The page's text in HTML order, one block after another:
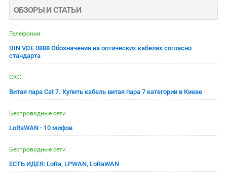
ОБЗОРЫ И СТАТЬИ
Телефония
DIN VDE 0888 Обозначения на оптических кабелях согласно
стандарта
СКС
Витая пара Cat 7. Купить кабель витая пара 7 категории в Киеве
Беспроводные сети
LoRaWAN - 10 мифов
Беспроводные сети
ЕСТЬ ИДЕЯ: LoRa, LPWAN, LoRaWAN